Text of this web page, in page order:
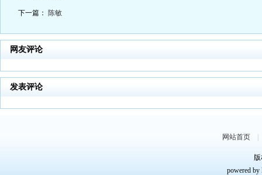
下一篇： 陈敏
网友评论
发表评论
网站首页
powered by